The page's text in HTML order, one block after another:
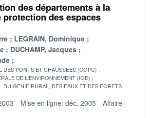
des départements à la
protection des espaces
LEGRAIN, Dominique
DUCHAMP, Jacques
DES PONTS ET CHAUSSEES (CGPC)
DE L'ENVIRONNEMENT (IGE)
DU GENIE RURAL, DES EAUX ET DES FORETS
Mise en ligne: déc. 2005
Affaire